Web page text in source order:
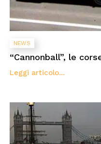
NEWS
“Cannonball”, le
Leggi articolo...